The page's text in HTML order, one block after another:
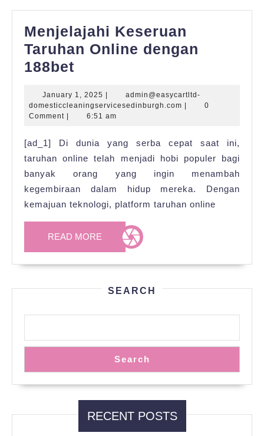
Menjelajahi Keseruan
Taruhan Online dengan
188bet
Taruhan
Online
dengan
188bet
January 1, 2025 January
1,
2025
|
admin@easycartltd-
domesticcleaningservicesedinburgh.com admin@easycartltd-
|
0
Comment | 6:51 am
[ad_1] Di dunia yang serba cepat saat ini,
taruhan online telah menjadi hobi populer bagi
banyak orang yang ingin menambah
kegembiraan dalam hidup mereka. Dengan
kemajuan teknologi, platform taruhan online
READ MORE READ
MORE
SEARCH
Search
RECENT POSTS